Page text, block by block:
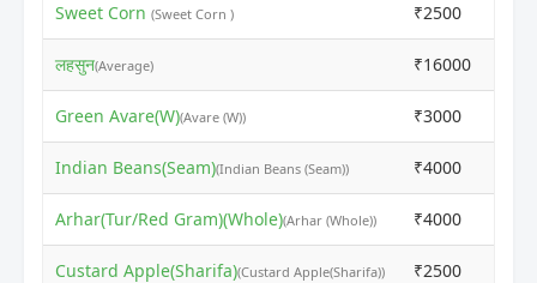
Sweet Corn (Sweet Corn ) ₹2500
लहसुन(Average) ₹16000
Green Avare(W)(Avare (W)) ₹3000
Indian Beans(Seam)(Indian Beans (Seam)) ₹4000
Arhar(Tur/Red Gram)(Whole)(Arhar (Whole)) ₹4000
Custard Apple(Sharifa)(Custard Apple(Sharifa)) ₹2500